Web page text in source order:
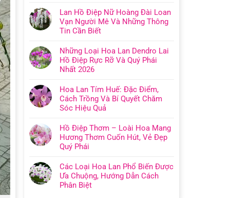
Lan Hồ Điệp Nữ Hoàng Đài Loan
Vạn Người Mê Và Những Thông
Tin Cần Biết
Những Loại Hoa Lan Dendro Lai
Hồ Điệp Rực Rỡ Và Quý Phái
Nhất 2026
Hoa Lan Tím Huế: Đặc Điểm,
Cách Trồng Và Bí Quyết Chăm
Sóc Hiệu Quả
Hồ Điệp Thơm – Loài Hoa Mang
Hương Thơm Cuốn Hút, Vẻ Đẹp
Quý Phái
Các Loại Hoa Lan Phổ Biến Được
Ưa Chuộng, Hướng Dẫn Cách
Phân Biệt